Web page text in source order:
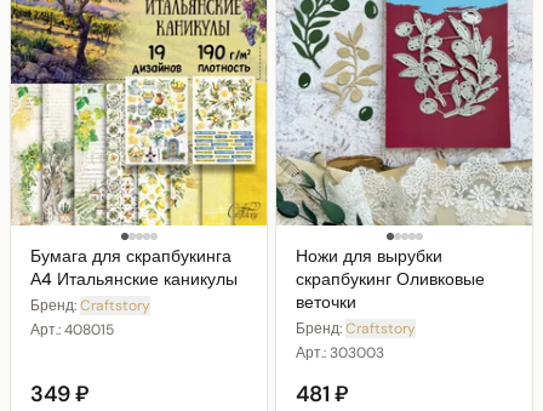
Бумага для скрапбукинга
А4 Итальянские каникулы
Бренд:Craftstory
Арт.:408015
349 ₽
Ножи для вырубки
скрапбукинг Оливковые
веточки
Бренд:Craftstory
Арт.:303003
481 ₽